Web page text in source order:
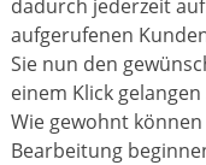
dadurch jederzeit
aufgerufenen
Sie nun den
einem Klick
Wie gewohnt
Bearbeitung